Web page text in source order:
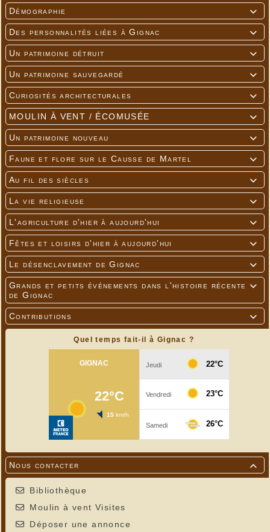

Démographie

Des personnalités liées à Gignac

Un patrimoine détruit

Un patrimoine sauvegardé

Curiosités architecturales

MOULIN À VENT / ÉCOMUSÉE

Un patrimoine nouveau

Faune et flore sur le Causse de Martel

Au fil des siècles

La vie religieuse

L'agriculture d'hier à aujourd'hui

Fêtes et loisirs d'hier à aujourd'hui

Le désenclavement de Gignac

Grands et petits événements dans l'histoire récente
de Gignac

Contributions
Quel temps fait-il à Gignac ?

Nous contacter
Bibliothèque
Moulin à vent Visites
Déposer une annonce